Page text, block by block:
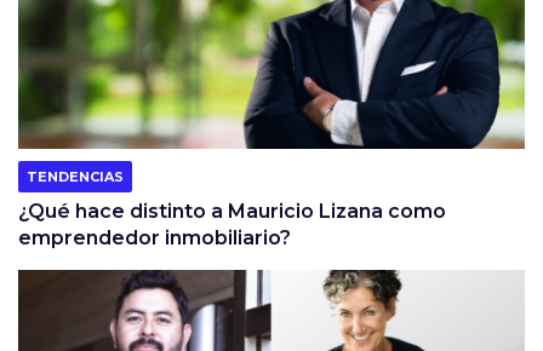
TENDENCIAS
¿Qué hace distinto a Mauricio Lizana como
emprendedor inmobiliario?